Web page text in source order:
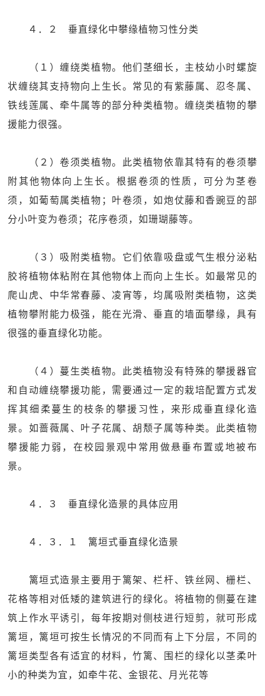
４．２ 垂直绿化中攀缘植物习性分类
（１）缠绕类植物。他们茎细长，主枝幼小时螺旋
状缠绕其支持物向上生长。常见的有紫藤属、忍冬属、
铁线莲属、牵牛属等的部分种类植物。缠绕类植物的攀
援能力很强。
（２）卷须类植物。此类植物依靠其特有的卷须攀
附其他物体向上生长。根据卷须的性质，可分为茎卷
须，如葡萄属类植物；叶卷须，如炮仗藤和香豌豆的部
分小叶变为卷须；花序卷须，如珊瑚藤等。
（３）吸附类植物。它们依靠吸盘或气生根分泌粘
胶将植物体粘附在其他物体上而向上生长。如最常见的
爬山虎、中华常春藤、凌宵等，均属吸附类植物，这类
植物攀附能力极强，能在光滑、垂直的墙面攀缘，具有
很强的垂直绿化功能。
（４）蔓生类植物。此类植物没有特殊的攀援器官
和自动缠绕攀援功能，需要通过一定的栽培配置方式发
挥其细柔蔓生的枝条的攀援习性，来形成垂直绿化造
景。如蔷薇属、叶子花属、胡颓子属等种类。此类植物
攀援能力弱，在校园景观中常用做悬垂布置或地被布
景。
４．３ 垂直绿化造景的具体应用
４．３．１ 篱垣式垂直绿化造景
篱垣式造景主要用于篱架、栏杆、铁丝网、栅栏、
花格等相对低矮的建筑进行的绿化。将植物的侧蔓在建
筑上作水平诱引，每年按期对侧枝进行短剪，就可形成
篱垣，篱垣可按生长情况的不同而有上下分层，不同的
篱垣类型各有适宜的材料，竹篱、围栏的绿化以茎柔叶
小的种类为宜，如牵牛花、金银花、月光花等